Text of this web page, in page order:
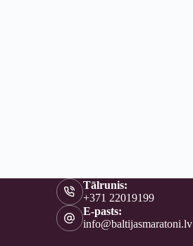
Tālrunis:
+371 22019199
E-pasts:
info@baltijasmaratoni.lv